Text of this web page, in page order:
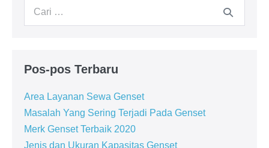
Pos-pos Terbaru
Area Layanan Sewa Genset
Masalah Yang Sering Terjadi Pada Genset
Merk Genset Terbaik 2020
Jenis dan Ukuran Kapasitas Genset